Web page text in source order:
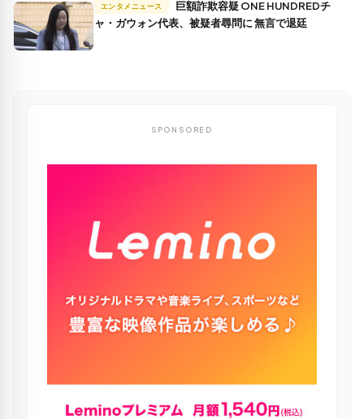
エンタメニュース
ャ・ガウォン代表、被疑者尋問に 無言で退廷
SPONSORED